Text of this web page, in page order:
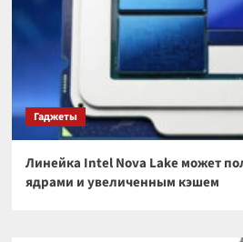
Гаджеты
Линейка Intel Nova Lake может
ядрами и увеличенным кэшем